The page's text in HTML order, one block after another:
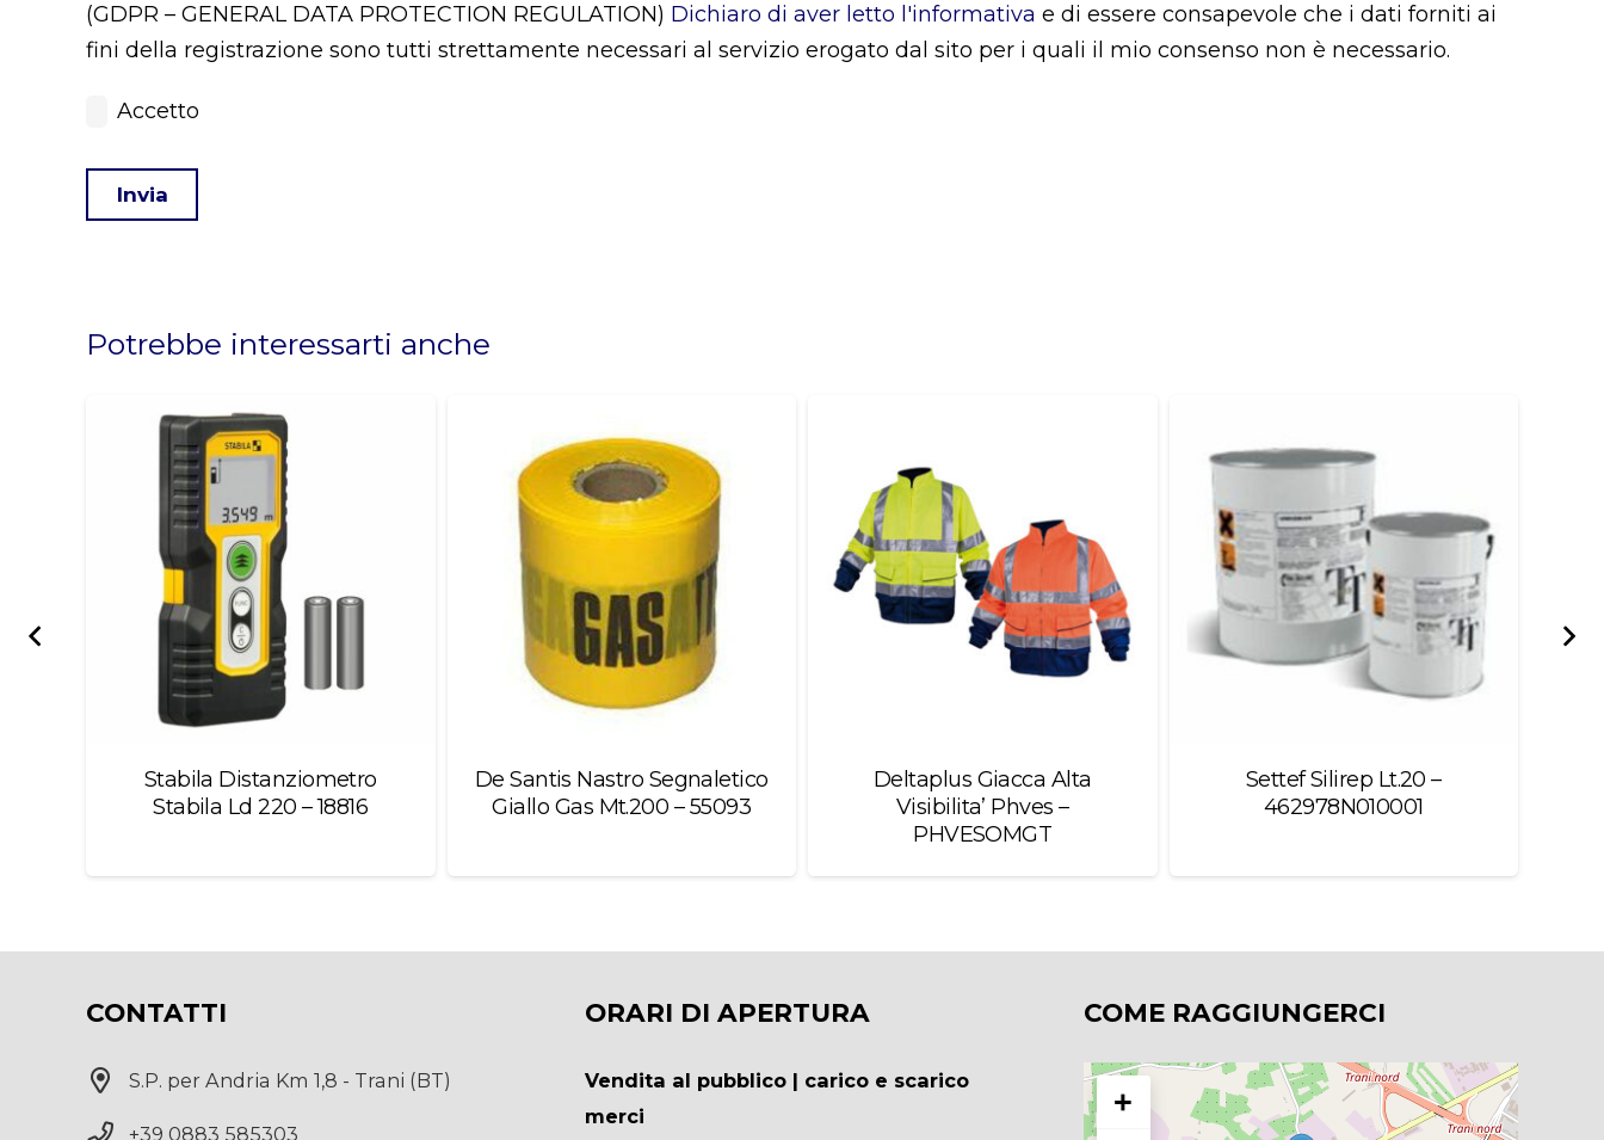
(GDPR – GENERAL DATA PROTECTION REGULATION) Dichiaro di aver letto l'informativa e di essere consapevole che i dati forniti ai
fini della registrazione sono tutti strettamente necessari al servizio erogato dal sito per i quali il mio consenso non è necessario.
Accetto
Invia
should
Potrebbe interessarti anche
Stabila Distanziometro
Stabila Ld 220 – 18816
De Santis Nastro Segnaletico
Giallo Gas Mt.200 – 55093
Deltaplus Giacca Alta
Visibilita’ Phves –
PHVESOMGT
Settef Silirep Lt.20 –
462978N010001
CONTATTI
S.P. per Andria Km 1,8 - Trani (BT)
+39 0883 585303
ORARI DI APERTURA
Vendita al pubblico | carico e scarico
merci
COME RAGGIUNGERCI
+